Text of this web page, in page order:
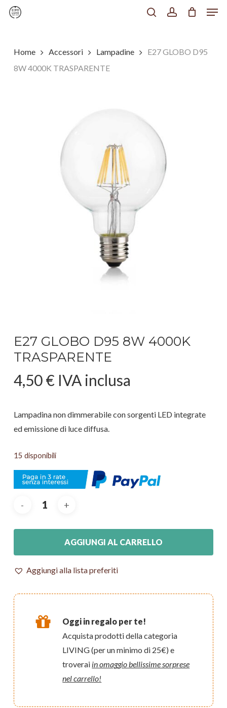
Skip
content
Home Accessori Lampadine
E27 GLOBO D95
8W 4000K TRASPARENTE
E27 GLOBO D95 8W 4000K
TRASPARENTE
4,50€ IVA inclusa
Lampadina non dimmerabile con sorgenti LED integrate
ed emissione di luce diffusa.
15 disponibili
AGGIUNGI AL CARRELLO
Aggiungi alla lista preferiti
Oggi in regalo per te!
Acquista prodotti della categoria
LIVING (per un minimo di 25€) e
troverai in omaggio bellissime sorprese
nel carrello!